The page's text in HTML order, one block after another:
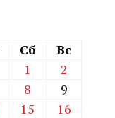
Сб
Вс
1
2
8
9
15
16